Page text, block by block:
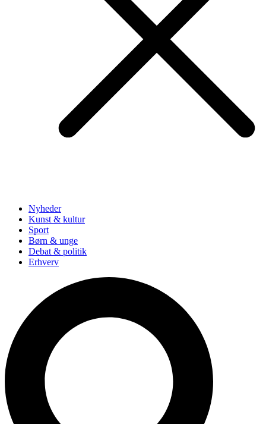
Nyheder
Kunst & kultur
Sport
Børn & unge
Debat & politik
Erhverv